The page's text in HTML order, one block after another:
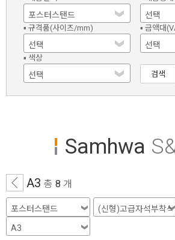
▪ 규격품(사이즈/mm) ▪ 금액대
▪ 색상
검색
Samhwa
A3 총 8 개